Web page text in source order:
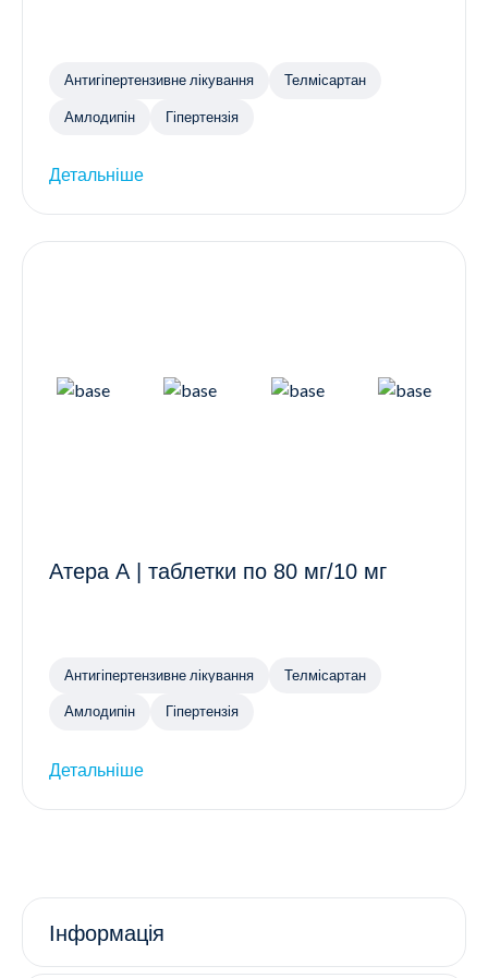
Антигіпертензивне лікування Телмісартан
Амлодипін Гіпертензія
Детальніше
Атера А | таблетки по 80 мг/10 мг
Антигіпертензивне лікування Телмісартан
Амлодипін Гіпертензія
Детальніше
Інформація